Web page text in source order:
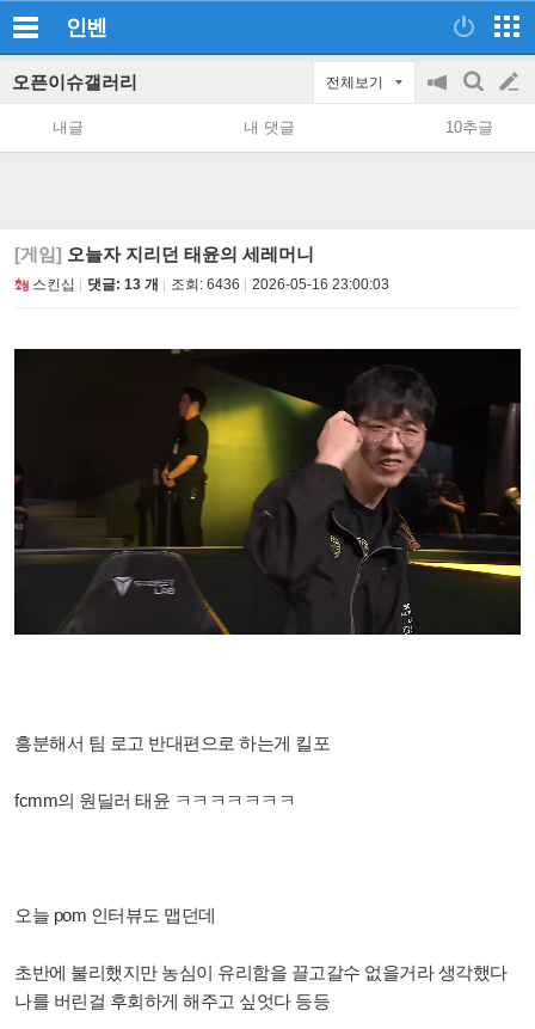
인벤
오픈이슈갤러리 전체보기
공
지
on/off
검
색
글
쓰
내글 내 댓글 10추글
[게임] 오늘자 지리던 태윤의 세레머니
스킨십 댓글: 13 개 조회: 6436 2026-05-16 23:00:03
흥분해서 팀 로고 반대편으로 하는게 킬포
fcmm의 원딜러 태윤 ㅋㅋㅋㅋㅋㅋㅋ
오늘 pom 인터뷰도 맵던데
초반에 불리했지만 농심이 유리함을 끌고갈수 없을거라 생각했다
나를 버린걸 후회하게 해주고 싶엇다 등등